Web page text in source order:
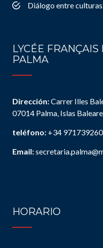
Diálogo entre culturas
LYCÉE
PALMA
Dirección:Carrer Illes
07014 Palma, Islas
teléfono: +34 971739260
Email:
HORARIO